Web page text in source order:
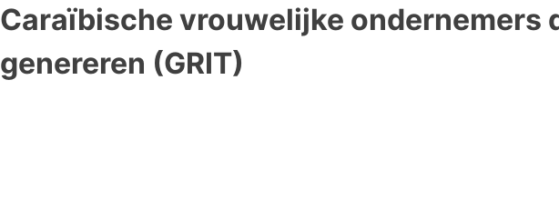
Caraïbische vrouwelijke ondernemers
genereren (GRIT)